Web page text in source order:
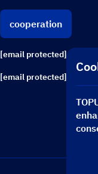
cooperation
[email protected]
[email protected]